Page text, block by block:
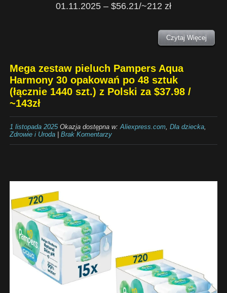
01.11.2025 – $56.21/~212 zł
Czytaj Więcej
Mega zestaw pieluch Pampers Aqua
Harmony 30 opakowań po 48 sztuk
(łącznie 1440 szt.) z Polski za $37.98 /
~143zł
1 listopada 2025Okazja dostępna w: Aliexpress.com, Dla dziecka,
Zdrowie i Uroda| Brak Komentarzy